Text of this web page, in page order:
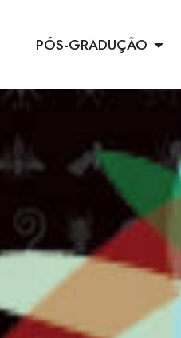
PÓS-GRADUÇÃO